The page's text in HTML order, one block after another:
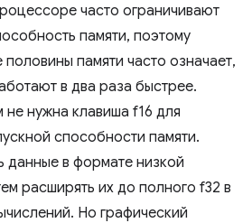
часто ограничивают
памяти, поэтому
памяти часто означает,
в два раза быстрее.
не нужна клавиша f16 для
способности памяти.
данные в формате низкой
расширять их до полного f32 в
Но графический